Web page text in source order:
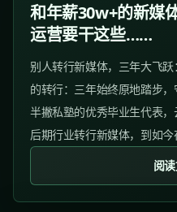
和年薪30w+的新媒
运营要干这些……
别人转行新媒体，三年大飞
的转行：三年始终原地踏步
半撇私塾的优秀毕业生代表
后期行业转行新媒体，到如
28k。他凭借学到的系统化新
脚跟。...
阅